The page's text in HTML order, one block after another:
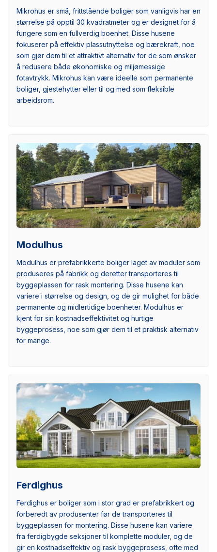
Mikrohus er små, frittstående boliger som vanligvis har en
størrelse på opptil 30 kvadratmeter og er designet for å
fungere som en fullverdig boenhet. Disse husene
fokuserer på effektiv plassutnyttelse og bærekraft, noe
som gjør dem til et attraktivt alternativ for de som ønsker
å redusere både økonomiske og miljømessige
fotavtrykk. Mikrohus kan være ideelle som permanente
boliger, gjestehytter eller til og med som fleksible
arbeidsrom.
Modulhus
Modulhus er prefabrikkerte boliger laget av moduler som
produseres på fabrikk og deretter transporteres til
byggeplassen for rask montering. Disse husene kan
variere i størrelse og design, og de gir mulighet for både
permanente og midlertidige boenheter. Modulhus er
kjent for sin kostnadseffektivitet og hurtige
byggeprosess, noe som gjør dem til et praktisk alternativ
for mange.
Ferdighus
Ferdighus er boliger som i stor grad er prefabrikkert og
forberedt av produsenter før de transporteres til
byggeplassen for montering. Disse husene kan variere
fra ferdigbygde seksjoner til komplette moduler, og de
gir en kostnadseffektiv og rask byggeprosess, ofte med